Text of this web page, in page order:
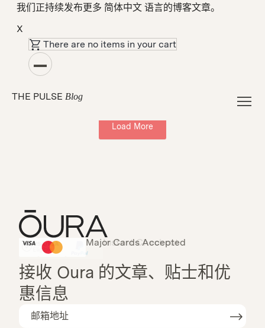
我们正持续发布更多 简体中文 语言的博客文章。
X
There are no items in your cart
THE PULSE Blog
心脏健康
Load More
HSA/FSA Eligible
Affirm Instant Checkout
Major Cards Accepted
接收 Oura 的文章、贴士和优
惠信息